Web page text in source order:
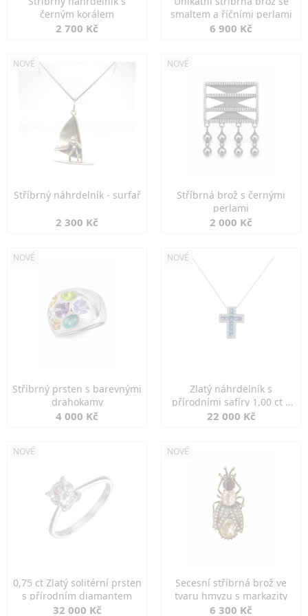
černým korálem
2 700 Kč
smaltem a říčními perlami
6 900 Kč
NOVÉ
Stříbrný náhrdelník - surfař
2 300 Kč
NOVÉ
Stříbrná brož s černými
perlami
2 000 Kč
NOVÉ
Stříbrný prsten s barevnými
drahokamy
4 000 Kč
NOVÉ
Zlatý náhrdelník s
přírodními safíry 1,00 ct a
diamanty
22 000 Kč
NOVÉ
0,75 ct Zlatý solitérní prsten
s přírodním diamantem
32 000 Kč
NOVÉ
Secesní stříbrná brož ve
tvaru hmyzu s markazity
6 300 Kč